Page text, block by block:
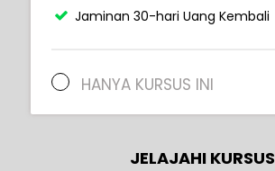
Jaminan 30-hari Uang Kembali
HANYA KURSUS INI
JELAJAHI KURSUS